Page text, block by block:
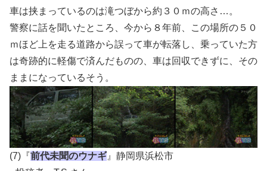
車は挟まっているのは滝つぼから約３０ｍの高さ…。
警察に話を聞いたところ、今から８年前、この場所の５０
ｍほど上を走る道路から誤って車が転落し、乗っていた方
は奇跡的に軽傷で済んだものの、車は回収できずに、その
ままになっているそう。
(7)『前代未聞のウナギ』静岡県浜松市